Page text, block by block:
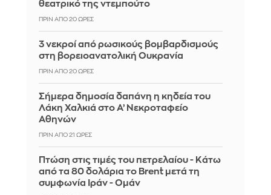
θεατρικό της ντεμπούτο
ΠΡΙΝ ΑΠΌ 20 ΏΡΕΣ
3 νεκροί από ρωσικούς βομβαρδισμούς
στη βορειοανατολική Ουκρανία
ΠΡΙΝ ΑΠΌ 20 ΏΡΕΣ
Σήμερα δημοσία δαπάνη η κηδεία του
Λάκη Χαλκιά στο Α’ Νεκροταφείο
Αθηνών
ΠΡΙΝ ΑΠΌ 21 ΏΡΕΣ
Πτώση στις τιμές του πετρελαίου - Κάτω
από τα 80 δολάρια το Brent μετά τη
συμφωνία Ιράν - Ομάν